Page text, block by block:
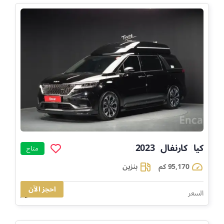
كيا كارنفال]
2023 متاح
95,170 كم
بنزين
السعر
109,797
احجز الآن